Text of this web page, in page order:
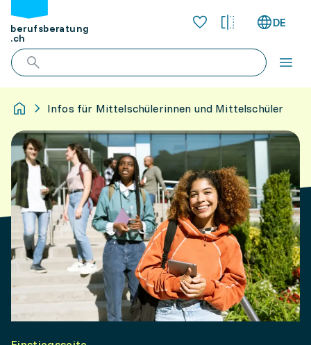
berufsberatung
.ch
DE
Infos für Mittelschülerinnen und Mittelschüler